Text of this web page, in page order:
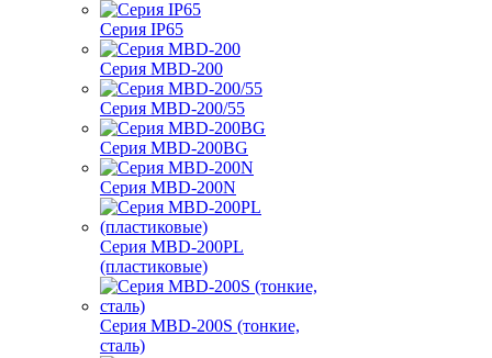
Серия IP65
Серия MBD-200
Серия MBD-200/55
Серия MBD-200BG
Серия MBD-200N
Серия MBD-200PL
(пластиковые)
Серия MBD-200S (тонкие,
сталь)